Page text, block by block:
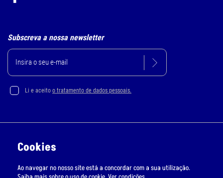
Subscreva a nossa newsletter
Li e aceito o tratamento de dados pessoais.
Livro de Reclamações Online
Cookies
Ao navegar no nosso site está a concordar com a sua utilização.